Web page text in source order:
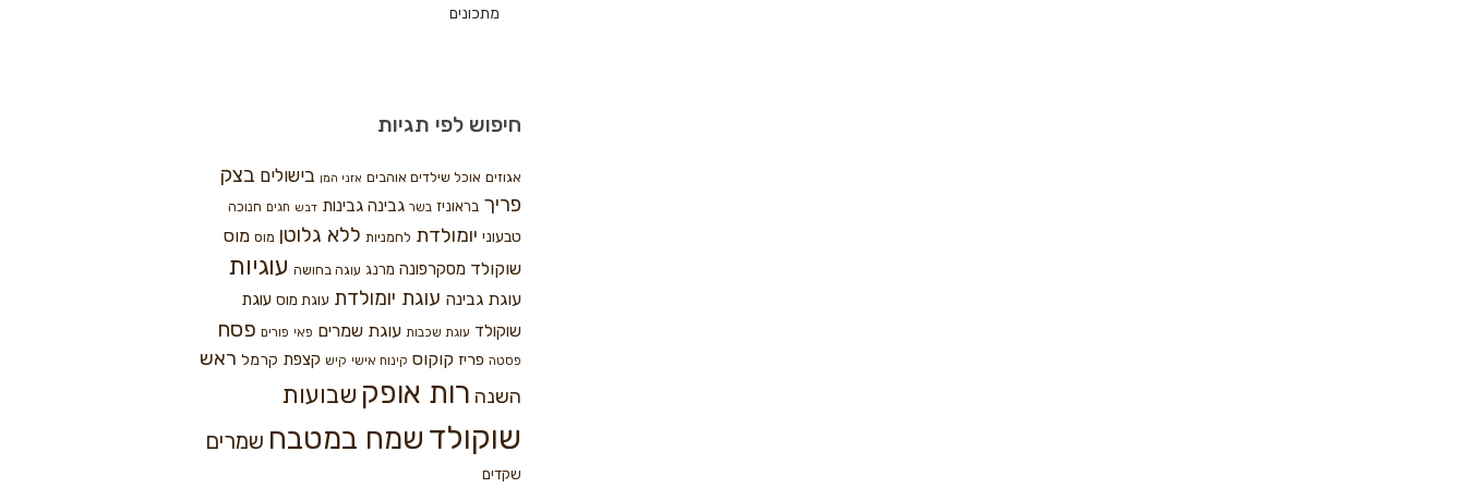
מתכונים
חיפוש לפי תגיות
אגוזים אוכל שילדים אוהבים אזני המן בישולים בצק
פריך בראוניז בשר גבינה גבינות דבש חגים חנוכה
טבעוני יומולדת לחמניות ללא גלוטן מוס מוס
שוקולד מסקרפונה מרנג עוגה בחושה עוגיות
עוגת גבינה עוגת יומולדת עוגת מוס עוגת
שוקולד עוגת שכבות עוגת שמרים פאי פורים פסח
פסטה פריז קוקוס קינוח אישי קיש קצפת קרמל ראש
השנה רות אופק שבועות
שוקולד שמח במטבח שמרים
שקדים